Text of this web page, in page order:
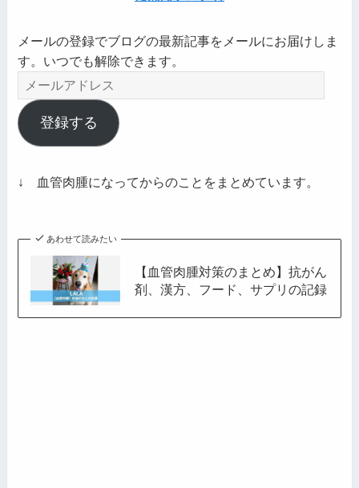
メールの登録でブログの最新記事をメールにお届けしま
す。いつでも解除できます。
メ
ー
ル
ア
レ
登録する
↓ 血管肉腫になってからのことをまとめています。
あわせて読みたい
【血管肉腫対策のまとめ】抗がん
剤、漢方、フード、サプリの記録